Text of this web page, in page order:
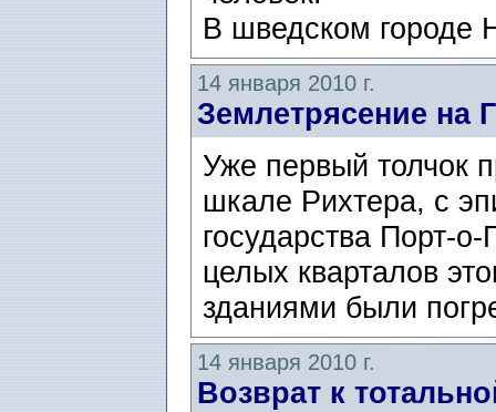
В шведском городе
14 января 2010 г.
Землетрясение на
Уже первый толчок
шкале Рихтера, с
государства Порт-
целых кварталов
зданиями были
14 января 2010 г.
Возврат к